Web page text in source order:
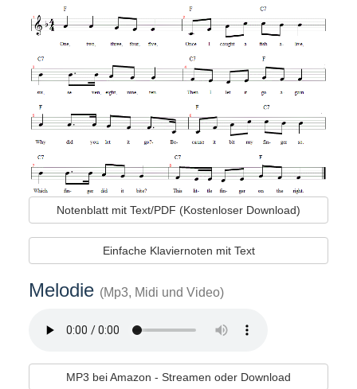
Notenblatt mit Text/PDF (Kostenloser Download)
Einfache Klaviernoten mit Text
Melodie (Mp3, Midi und Video)
MP3 bei Amazon - Streamen oder Download